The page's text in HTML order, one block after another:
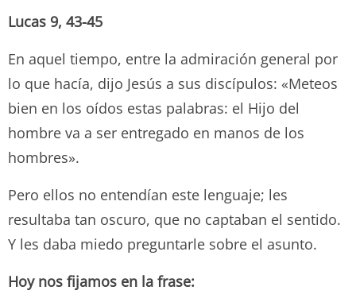
Lucas 9, 43-45
En aquel tiempo, entre la admiración general por
lo que hacía, dijo Jesús a sus discípulos: «Meteos
bien en los oídos estas palabras: el Hijo del
hombre va a ser entregado en manos de los
hombres».
Pero ellos no entendían este lenguaje; les
resultaba tan oscuro, que no captaban el sentido.
Y les daba miedo preguntarle sobre el asunto.
Hoy nos fijamos en la frase: